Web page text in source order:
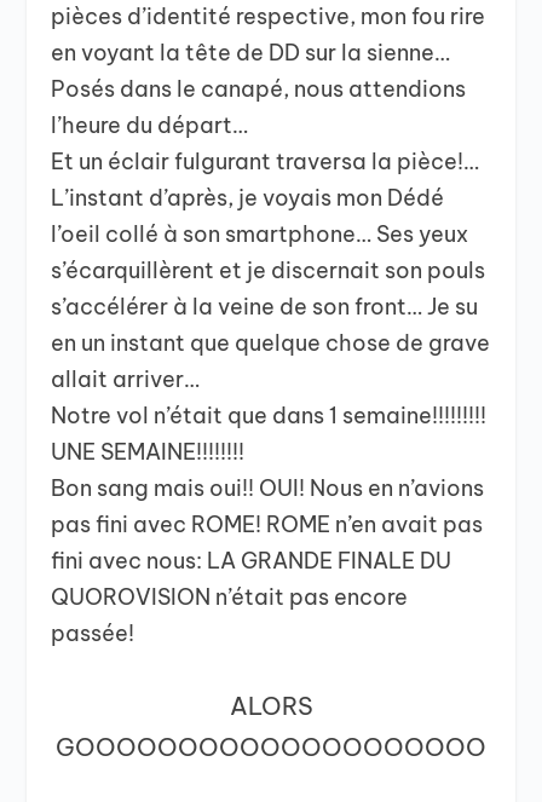
pièces d’identité respective, mon fou rire
en voyant la tête de DD sur la sienne…
Posés dans le canapé, nous attendions
l’heure du départ…
Et un éclair fulgurant traversa la pièce!…
L’instant d’après, je voyais mon Dédé
l’oeil collé à son smartphone… Ses yeux
s’écarquillèrent et je discernait son pouls
s’accélérer à la veine de son front… Je su
en un instant que quelque chose de grave
allait arriver…
Notre vol n’était que dans 1 semaine!!!!!!!!!
UNE SEMAINE!!!!!!!!
Bon sang mais oui!! OUI! Nous en n’avions
pas fini avec ROME! ROME n’en avait pas
fini avec nous: LA GRANDE FINALE DU
QUOROVISION n’était pas encore
passée!
ALORS
GOOOOOOOOOOOOOOOOOOOO